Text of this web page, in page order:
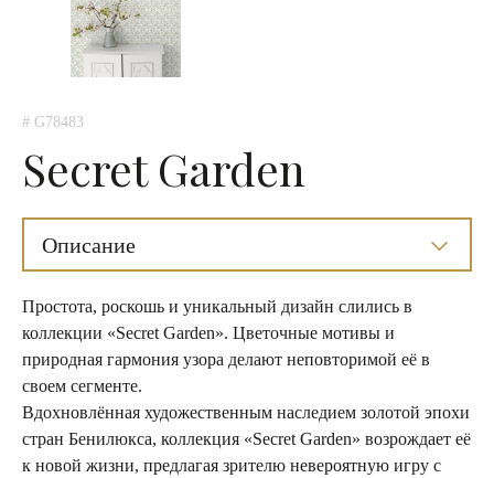
# G78483
Secret Garden
Описание
Простота, роскошь и уникальный дизайн слились в
коллекции «Secret Garden». Цветочные мотивы и
природная гармония узора делают неповторимой её в
своем сегменте.
Вдохновлённая художественным наследием золотой эпохи
стран Бенилюкса, коллекция «Secret Garden» возрождает её
к новой жизни, предлагая зрителю невероятную игру с